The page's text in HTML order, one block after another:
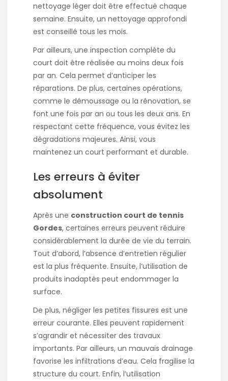
nettoyage léger doit être effectué chaque
semaine. Ensuite, un nettoyage approfondi
est conseillé tous les mois.
Par ailleurs, une inspection complète du
court doit être réalisée au moins deux fois
par an. Cela permet d’anticiper les
réparations. De plus, certaines opérations,
comme le démoussage ou la rénovation, se
font une fois par an ou tous les deux ans. En
respectant cette fréquence, vous évitez les
dégradations majeures. Ainsi, vous
maintenez un court performant et durable.
Les erreurs à éviter
absolument
Après une construction court de tennis
Gordes, certaines erreurs peuvent réduire
considérablement la durée de vie du terrain.
Tout d’abord, l’absence d’entretien régulier
est la plus fréquente. Ensuite, l’utilisation de
produits inadaptés peut endommager la
surface.
De plus, négliger les petites fissures est une
erreur courante. Elles peuvent rapidement
s’agrandir et nécessiter des travaux
importants. Par ailleurs, un mauvais drainage
favorise les infiltrations d’eau. Cela fragilise la
structure du court. Enfin, l’utilisation